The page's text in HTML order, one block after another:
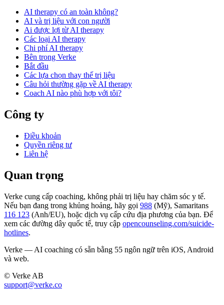
AI therapy có an toàn không?
AI và trị liệu với con người
Ai được lợi từ AI therapy
Các loại AI therapy
Chi phí AI therapy
Bên trong Verke
Bắt đầu
Các lựa chọn thay thế trị liệu
Câu hỏi thường gặp về AI therapy
Coach AI nào phù hợp với tôi?
Công ty
Điều khoản
Quyền riêng tư
Liên hệ
Quan trọng
Verke cung cấp coaching, không phải trị liệu hay chăm sóc y tế.
Nếu bạn đang trong khủng hoảng, hãy gọi 988 (Mỹ), Samaritans
116 123 (Anh/EU), hoặc dịch vụ cấp cứu địa phương của bạn. Để
xem các đường dây quốc tế, truy cập opencounseling.com/suicide-
hotlines.
Verke — AI coaching có sẵn bằng 55 ngôn ngữ trên iOS, Android
và web.
© Verke AB
support@verke.co